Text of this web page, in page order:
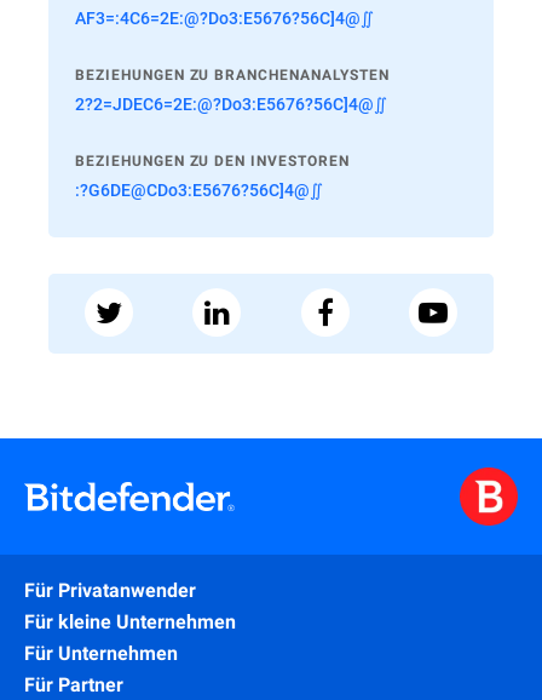
AF3=:4C6=2E:@?Do3:E5676?56C]4@∬
BEZIEHUNGEN ZU BRANCHENANALYSTEN
2?2=JDEC6=2E:@?Do3:E5676?56C]4@∬
BEZIEHUNGEN ZU DEN INVESTOREN
:?G6DE@CDo3:E5676?56C]4@∬
Für Privatanwender
Für kleine Unternehmen
Für Unternehmen
Für Partner